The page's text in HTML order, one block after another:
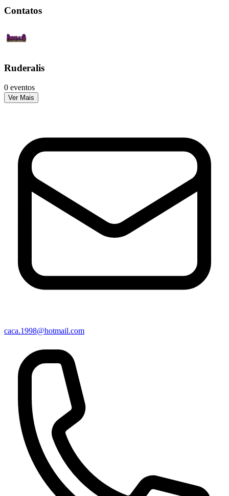
Contatos
Ruderalis
0 eventos
Ver Mais
caca.1998@hotmail.com